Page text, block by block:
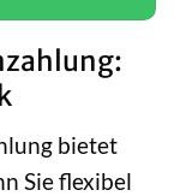
bietet
Sie flexibel